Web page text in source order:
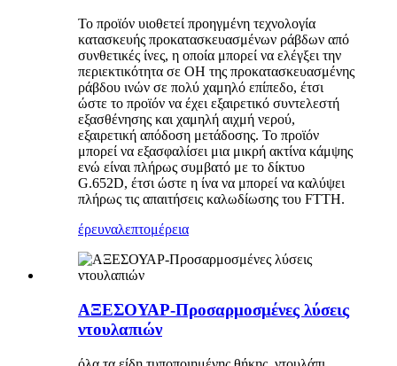
Το προϊόν υιοθετεί προηγμένη τεχνολογία
κατασκευής προκατασκευασμένων ράβδων από
συνθετικές ίνες, η οποία μπορεί να ελέγξει την
περιεκτικότητα σε OH της προκατασκευασμένης
ράβδου ινών σε πολύ χαμηλό επίπεδο, έτσι
ώστε το προϊόν να έχει εξαιρετικό συντελεστή
εξασθένησης και χαμηλή αιχμή νερού,
εξαιρετική απόδοση μετάδοσης. Το προϊόν
μπορεί να εξασφαλίσει μια μικρή ακτίνα κάμψης
ενώ είναι πλήρως συμβατό με το δίκτυο
G.652D, έτσι ώστε η ίνα να μπορεί να καλύψει
πλήρως τις απαιτήσεις καλωδίωσης του FTTH.
έρευναλεπτομέρεια
ΑΞΕΣΟΥΑΡ-Προσαρμοσμένες λύσεις
ντουλαπιών